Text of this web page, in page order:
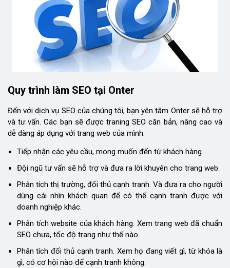
Quy trình làm SEO tại Onter
Đến với dịch vụ SEO của chúng tôi, bạn yên tâm Onter sẽ hỗ trợ
và tư vấn. Các bạn sẽ được traning SEO căn bản, nâng cao và
dễ dàng áp dụng với trang web của mình.
Tiếp nhận các yêu cầu, mong muốn đến từ khách hàng.
Đội ngũ tư vấn sẽ hỗ trợ và đưa ra lời khuyên cho trang web.
Phân tích thị trường, đối thủ cạnh tranh. Và đưa ra cho người
dùng cái nhìn khách quan để có thể cạnh tranh được với
doanh nghiệp khác.
Phân tích website của khách hàng. Xem trang web đã chuẩn
SEO chưa, tốc độ trang như thế nào.
Phân tích đối thủ cạnh tranh. Xem họ đang viết gì, từ khóa là
gì, có cơ hội nào để cạnh tranh không.